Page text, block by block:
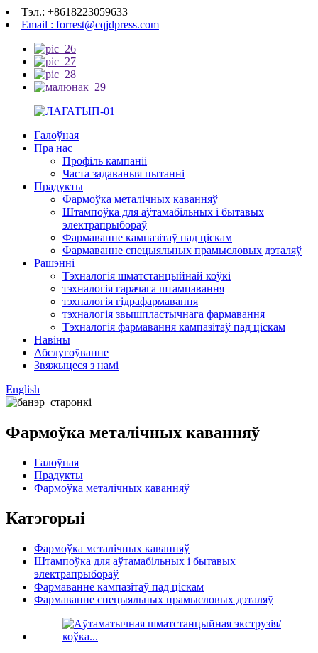
Тэл.: +8618223059633
Email : forrest@cqjdpress.com
Галоўная
Пра нас
Профіль кампаніі
Часта задаваныя пытанні
Прадукты
Фармоўка металічных каванняў
Штампоўка для аўтамабільных і бытавых
электрапрыбораў
Фармаванне кампазітаў пад ціскам
Фармаванне спецыяльных прамысловых дэталяў
Рашэнні
Тэхналогія шматстанцыйнай коўкі
тэхналогія гарачага штампавання
тэхналогія гідрафармавання
тэхналогія звышпластычнага фармавання
Тэхналогія фармавання кампазітаў пад ціскам
Навіны
Абслугоўванне
Звяжыцеся з намі
English
Фармоўка металічных каванняў
Галоўная
Прадукты
Фармоўка металічных каванняў
Катэгорыі
Фармоўка металічных каванняў
Штампоўка для аўтамабільных і бытавых
электрапрыбораў
Фармаванне кампазітаў пад ціскам
Фармаванне спецыяльных прамысловых дэталяў